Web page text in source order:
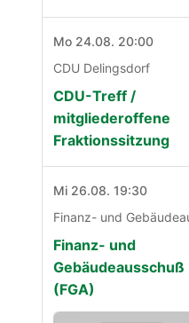
Mo 24.08. 20:00
CDU Delingsdorf
CDU-Treff /
mitgliederoffene
Fraktionssitzung
Mi 26.08. 19:30
Finanz- und
Gebäudeausschuß
(FGA)